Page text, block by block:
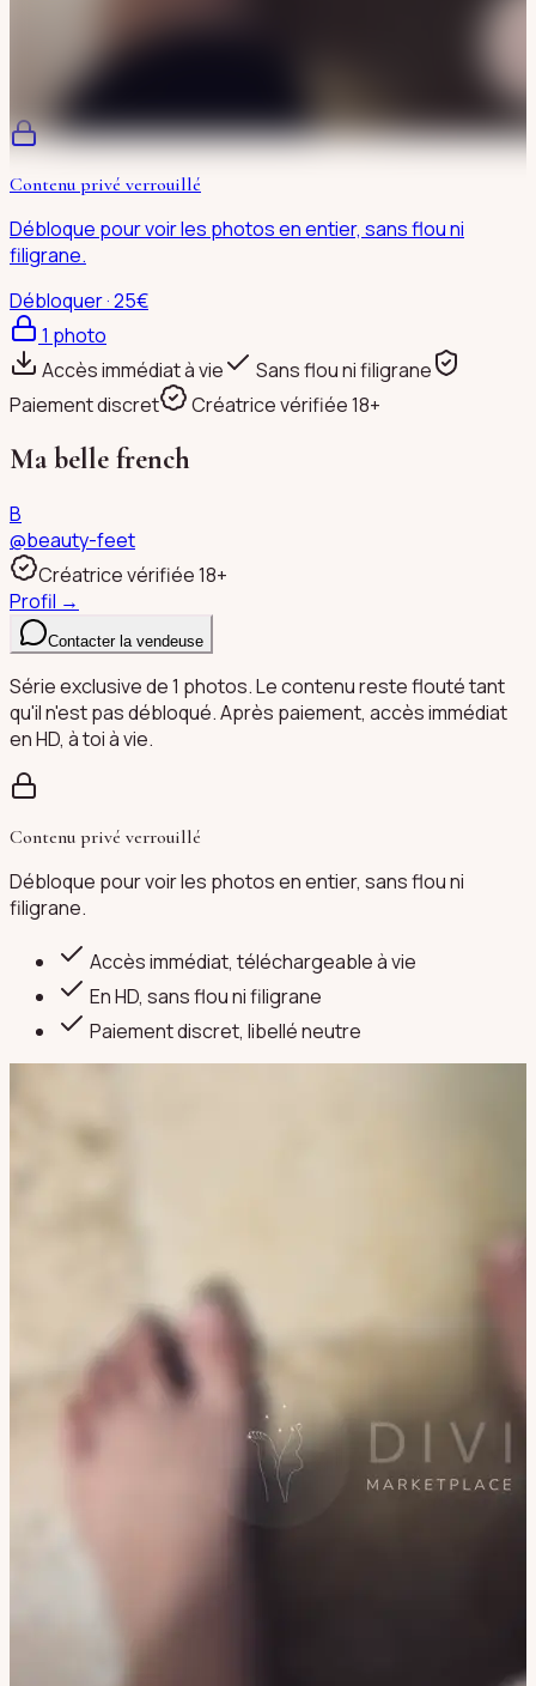
Contenu privé verrouillé
Débloque pour voir les photos en entier, sans flou ni
filigrane.
Débloquer · 25€
1 photo
Accès immédiat à vie
Sans flou ni filigrane
Paiement discret
Créatrice vérifiée 18+
Ma belle french
B
@beauty-feet
Créatrice vérifiée 18+
Profil →
Contacter la vendeuse
Série exclusive de 1 photos. Le contenu reste flouté tant
qu'il n'est pas débloqué. Après paiement, accès immédiat
en HD, à toi à vie.
Contenu privé verrouillé
Débloque pour voir les photos en entier, sans flou ni
filigrane.
Accès immédiat, téléchargeable à vie
En HD, sans flou ni filigrane
Paiement discret, libellé neutre